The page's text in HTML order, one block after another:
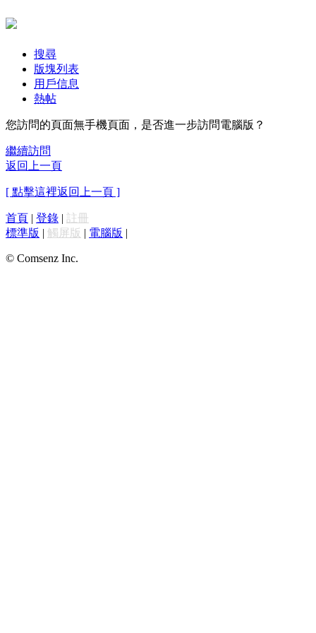
搜尋
版塊列表
用戶信息
熱帖
您訪問的頁面無手機頁面，是否進一步訪問電腦版？
繼續訪問
返回上一頁
[ 點擊這裡返回上一頁 ]
首頁 | 登錄 | 註冊
標準版 | 觸屏版 | 電腦版 |
© Comsenz Inc.